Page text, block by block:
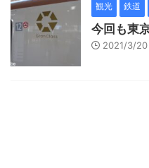
観光 鉄道
今回も東
2021/3/20